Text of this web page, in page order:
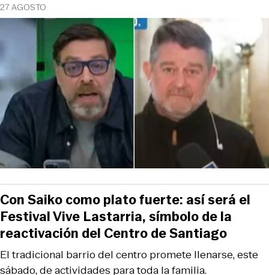
27 AGOSTO
El tradicional barrio del centro promete llenarse, este
sábado, de actividades para toda la familia.
Con Saiko como plato fuerte: así será el
Festival Vive Lastarria, símbolo de la
reactivación del Centro de Santiago